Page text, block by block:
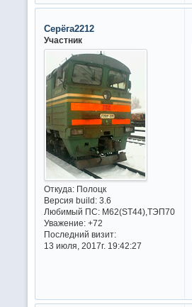
Серёга2212
Участник
Откуда:Полоцк
Версия build:3.6
Любимый ПС:М62(ST44),ТЭП70
Уважение: +72
Последний визит:
13 июля, 2017г. 19:42:27